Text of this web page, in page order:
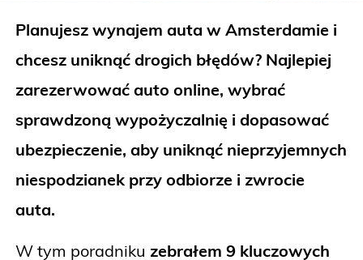
Planujesz wynajem auta w Amsterdamie i
chcesz uniknąć drogich błędów? Najlepiej
zarezerwować auto online, wybrać
sprawdzoną wypożyczalnię i dopasować
ubezpieczenie, aby uniknąć nieprzyjemnych
niespodzianek przy odbiorze i zwrocie
auta.
W tym poradniku zebrałem 9 kluczowych